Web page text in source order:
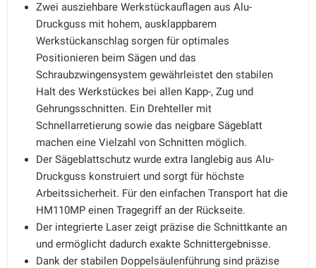
Zwei ausziehbare Werkstückauflagen aus Alu-
Druckguss mit hohem, ausklappbarem
Werkstückanschlag sorgen für optimales
Positionieren beim Sägen und das
Schraubzwingensystem gewährleistet den stabilen
Halt des Werkstückes bei allen Kapp-, Zug und
Gehrungsschnitten. Ein Drehteller mit
Schnellarretierung sowie das neigbare Sägeblatt
machen eine Vielzahl von Schnitten möglich.
Der Sägeblattschutz wurde extra langlebig aus Alu-
Druckguss konstruiert und sorgt für höchste
Arbeitssicherheit. Für den einfachen Transport hat die
HM110MP einen Tragegriff an der Rückseite.
Der integrierte Laser zeigt präzise die Schnittkante an
und ermöglicht dadurch exakte Schnittergebnisse.
Dank der stabilen Doppelsäulenführung sind präzise